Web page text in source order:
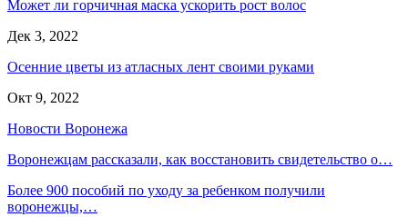
Может ли горчичная маска ускорить рост волос
Дек 3, 2022
Осенние цветы из атласных лент своими руками
Окт 9, 2022
Новости Воронежа
Воронежцам рассказали, как восстановить свидетельство о…
Более 900 пособий по уходу за ребенком получили
воронежцы,…